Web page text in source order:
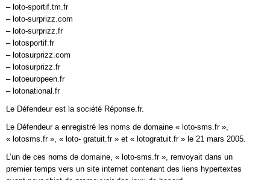
– loto-sportif.tm.fr
– loto-surprizz.com
– loto-surprizz.fr
– lotosportif.fr
– lotosurprizz.com
– lotosurprizz.fr
– lotoeuropeen.fr
– lotonational.fr
Le Défendeur est la société Réponse.fr.
Le Défendeur a enregistré les noms de domaine « loto-sms.fr »,
« lotosms.fr », « loto- gratuit.fr » et « lotogratuit.fr » le 21 mars 2005.
L’un de ces noms de domaine, « loto-sms.fr », renvoyait dans un
premier temps vers un site internet contenant des liens hypertextes